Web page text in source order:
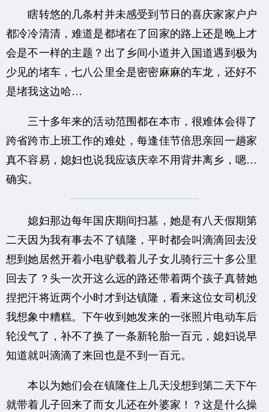
瞎转悠的几条村并未感受到节日的喜庆家家户户
都冷冷清清，难道是都堵在了回家的路上还是晚上才
会是不一样的主题？出了乡间小道并入国道遇到极为
少见的堵车，七八公里全是密密麻麻的车龙，还好不
是堵我这边哈…
三十多年来的活动范围都在本市，很难体会得了
跨省跨市上班工作的难处，每逢佳节倍思亲回一趟家
真不容易，媳妇也说我应该庆幸不用背井离乡，嗯…
确实。
媳妇那边每年国庆期间扫墓，她是有八天假期第
二天因为我有事去不了镇隆，平时都会叫滴滴回去没
想到她居然开着小电驴载着儿子女儿骑行三十多公里
回去了？头一次开这么远的路还带着两个孩子真替她
捏把汗将近两个小时才到达镇隆，看来这位女司机没
我想象中糟糕。下午收到她发来的一张照片电动车后
轮没气了，补不了换了一条新轮胎一百元，媳妇说早
知道就叫滴滴了来回也是不到一百元。
本以为她们会在镇隆住上几天没想到第二天下午
就带着儿子回来了而女儿还在外婆家！？这是什么操